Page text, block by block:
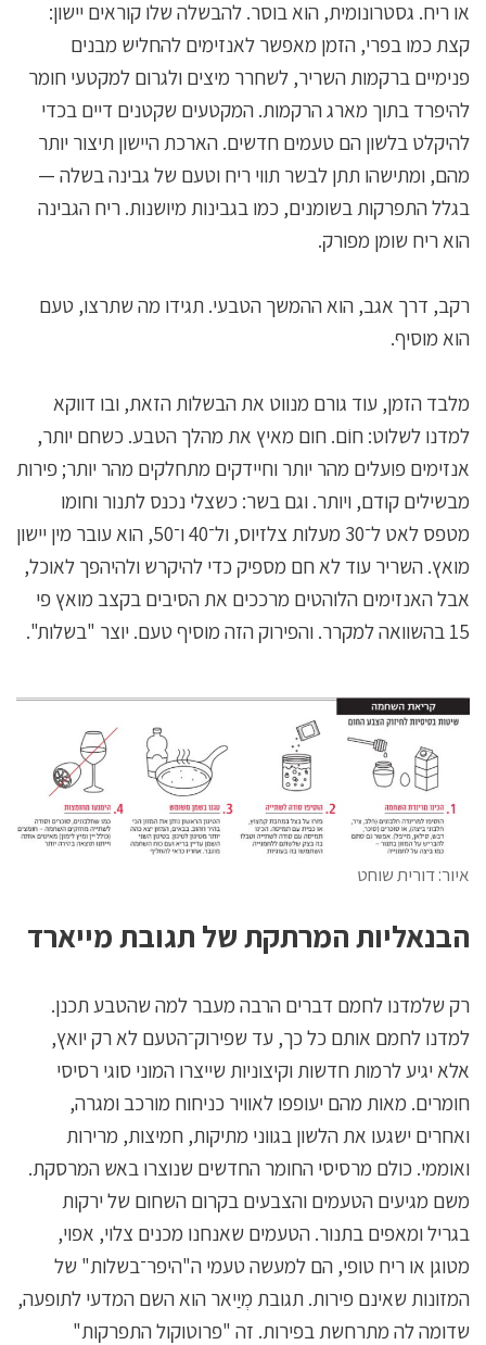
או ריח. גסטרונומית, הוא בוסר. להבשלה שלו קוראים יישון:
קצת כמו בפרי, הזמן מאפשר לאנזימים להחליש מבנים
פנימיים ברקמות השריר, לשחרר מיצים ולגרום למקטעי חומר
להיפרד בתוך מארג הרקמות. המקטעים שקטנים דיים בכדי
להיקלט בלשון הם טעמים חדשים. הארכת היישון תיצור יותר
מהם, ומתישהו תתן לבשר תווי ריח וטעם של גבינה בשלה —
בגלל התפרקות בשומנים, כמו בגבינות מיושנות. ריח הגבינה
הוא ריח שומן מפורק.
רקב, דרך אגב, הוא ההמשך הטבעי. תגידו מה שתרצו, טעם
הוא מוסיף.
מלבד הזמן, עוד גורם מנווט את הבשלות הזאת, ובו דווקא
למדנו לשלוט: חוֹם. חום מאיץ את מהלך הטבע. כשחם יותר,
אנזימים פועלים מהר יותר וחיידקים מתחלקים מהר יותר; פירות
מבשילים קודם, ויותר. וגם בשר: כשצלי נכנס לתנור וחומו
מטפס לאט ל־30 מעלות צלזיוס, ול־40 ו־50, הוא עובר מין יישון
מואץ. השריר עוד לא חם מספיק כדי להיקרש ולהיהפך לאוכל,
אבל האנזימים הלוהטים מרככים את הסיבים בקצב מואץ פי
15 בהשוואה למקרר. והפירוק הזה מוסיף טעם. יוצר "בשלות".
איור: דורית שוחט
הבנאליות המרתקת של תגובת מייארד
רק שלמדנו לחמם דברים הרבה מעבר למה שהטבע תכנן.
למדנו לחמם אותם כל כך, עד שפירוק־הטעם לא רק יואץ,
אלא יגיע לרמות חדשות וקיצוניות שייצרו המוני סוגי רסיסי
חומרים. מאות מהם יעופפו לאוויר כניחוח מורכב ומגרה,
ואחרים ישגעו את הלשון בגווני מתיקות, חמיצות, מרירות
ואוממי. כולם מרסיסי החומר החדשים שנוצרו באש המרסקת.
משם מגיעים הטעמים והצבעים בקרום השחום של ירקות
בגריל ומאפים בתנור. הטעמים שאנחנו מכנים צלוי, אפוי,
מטוגן או ריח טופי, הם למעשה טעמי ה"היפר־בשלות" של
המזונות שאינם פירות. תגובת מְיַיאר הוא השם המדעי לתופעה,
שדומה לה מתרחשת בפירות. זה "פרוטוקול התפרקות"